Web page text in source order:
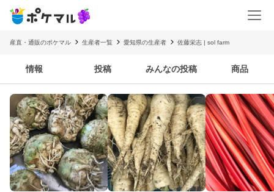
産直・通販のポケマル 生産者一覧 愛知県の生産者 佐藤栄志 | sol farm
情報 投稿 みんなの投稿 商品